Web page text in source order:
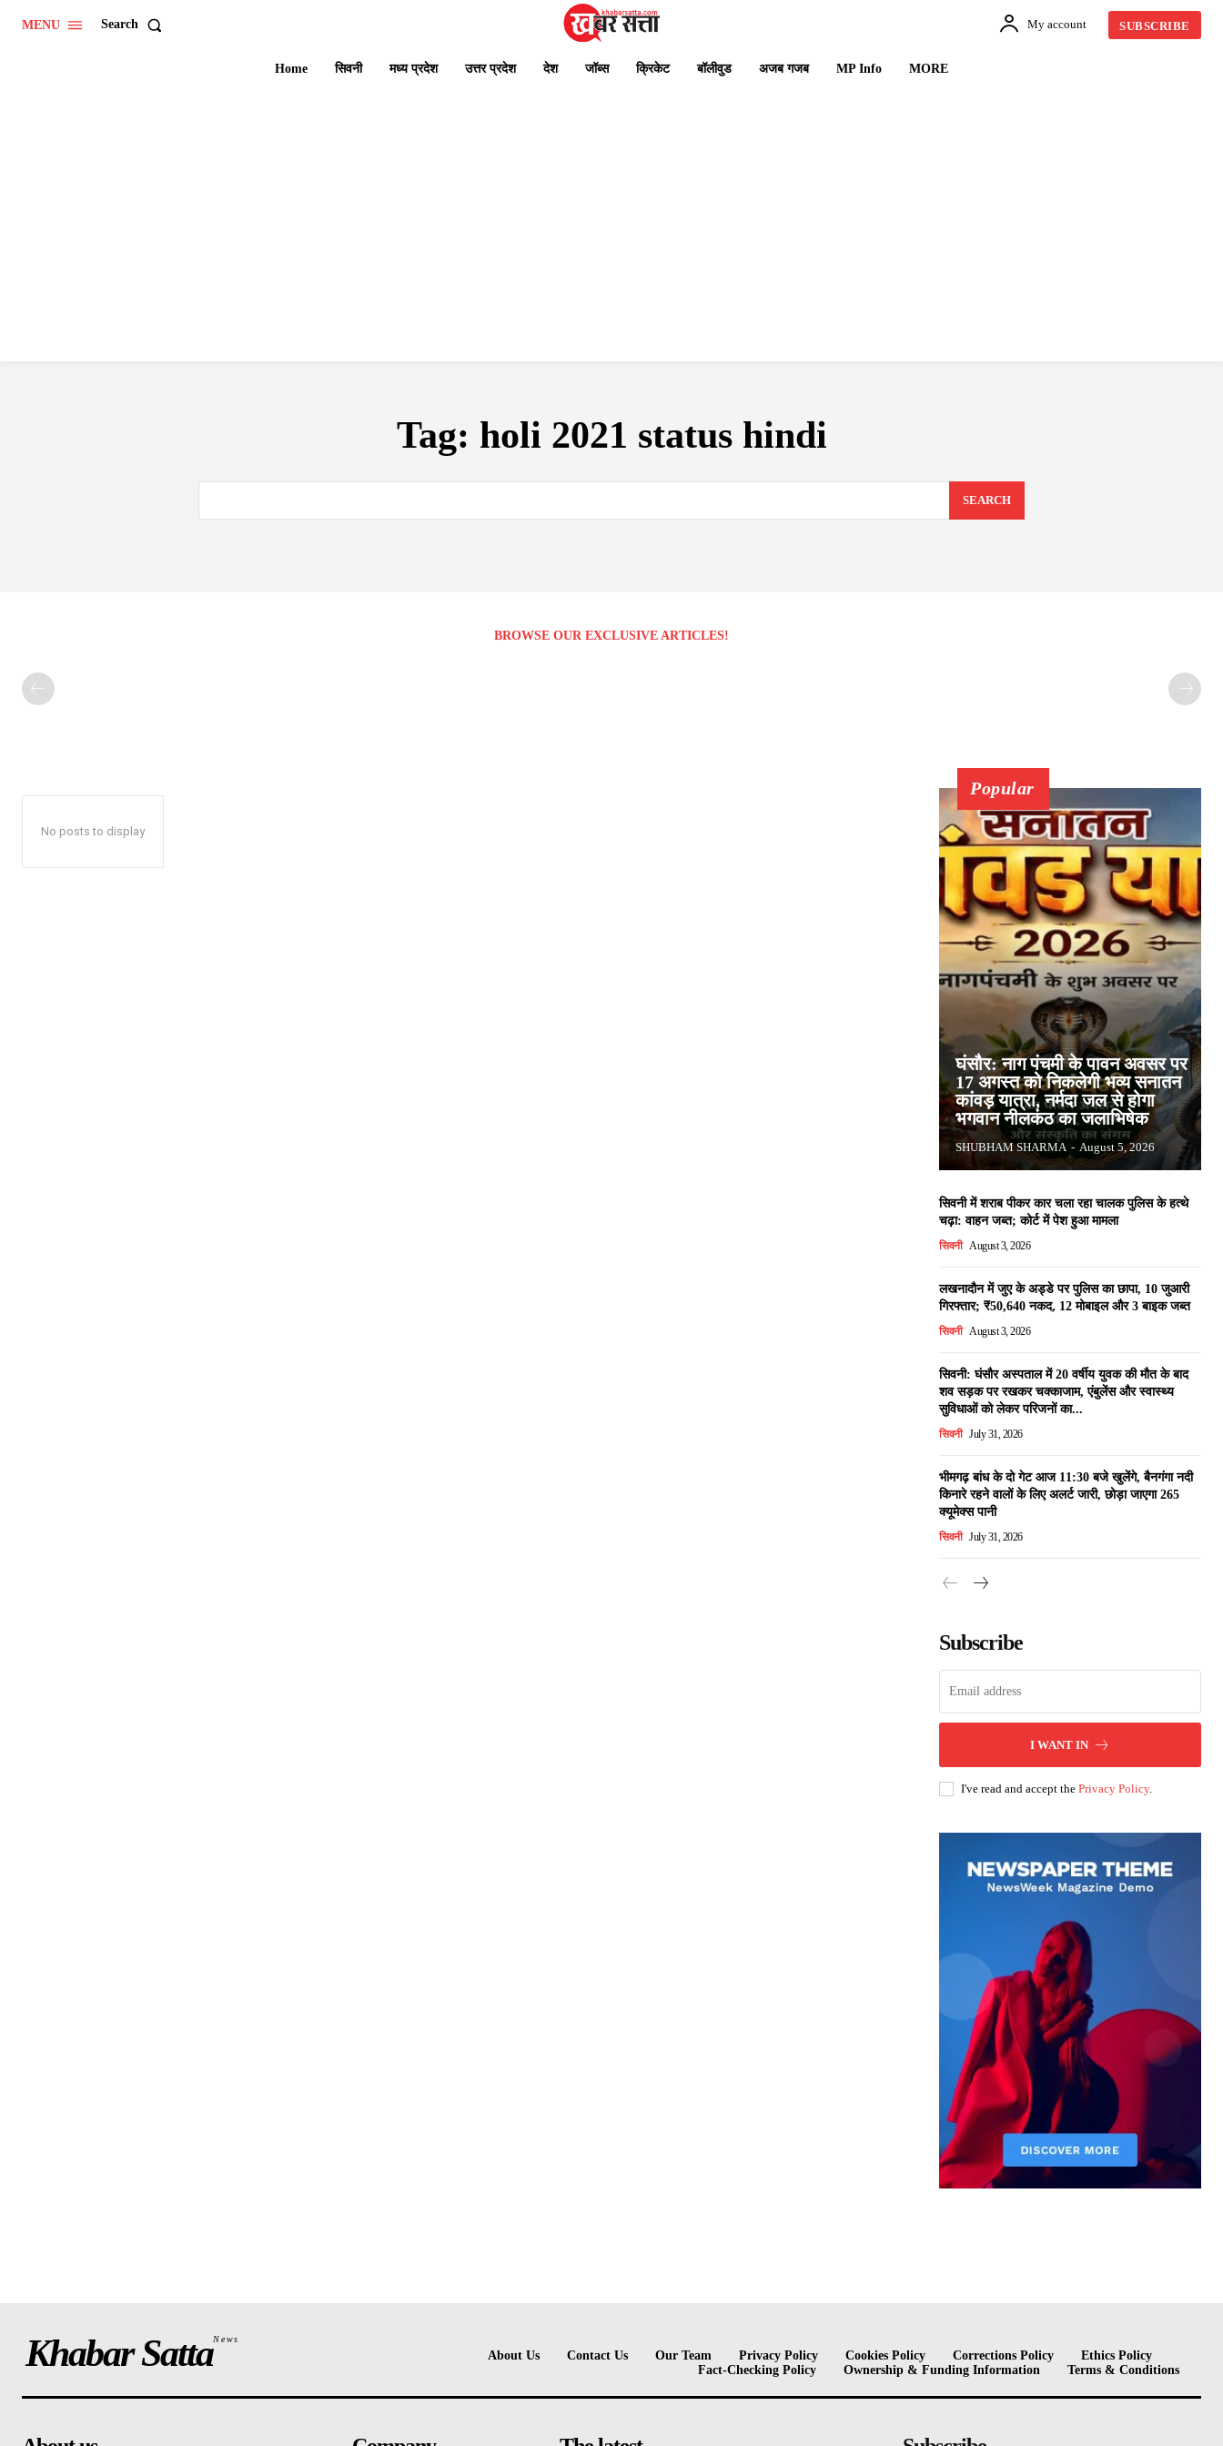
MENU Search My account SUBSCRIBE
Home सिवनी मध्य प्रदेश उत्तर प्रदेश देश जॉब्स क्रिकेट बॉलीवुड अजब गजब MP Info MORE
Tag: holi 2021 status hindi
SEARCH
BROWSE OUR EXCLUSIVE ARTICLES!
No posts to display
Popular
घंसौर: नाग पंचमी के पावन अवसर पर
17 अगस्त को निकलेगी भव्य सनातन
कांवड़ यात्रा, नर्मदा जल से होगा
भगवान नीलकंठ का जलाभिषेक
SHUBHAM SHARMA - August 5, 2026
सिवनी में शराब पीकर कार चला रहा चालक पुलिस के हत्थे
चढ़ा: वाहन जब्त; कोर्ट में पेश हुआ मामला
सिवनी August 3, 2026
लखनादौन में जुए के अड्डे पर पुलिस का छापा, 10 जुआरी
गिरफ्तार; ₹50,640 नकद, 12 मोबाइल और 3 बाइक जब्त
सिवनी August 3, 2026
सिवनी: घंसौर अस्पताल में 20 वर्षीय युवक की मौत के बाद
शव सड़क पर रखकर चक्काजाम, एंबुलेंस और स्वास्थ्य
सुविधाओं को लेकर परिजनों का...
सिवनी July 31, 2026
भीमगढ़ बांध के दो गेट आज 11:30 बजे खुलेंगे, बैनगंगा नदी
किनारे रहने वालों के लिए अलर्ट जारी, छोड़ा जाएगा 265
क्यूमेक्स पानी
सिवनी July 31, 2026
Subscribe
I WANT IN
I've read and accept the Privacy Policy.
Khabar SattaNews
About Us Contact Us Our Team Privacy Policy Cookies Policy Corrections Policy
Ethics Policy
Fact-Checking Policy
Ownership & Funding Information Terms & Conditions